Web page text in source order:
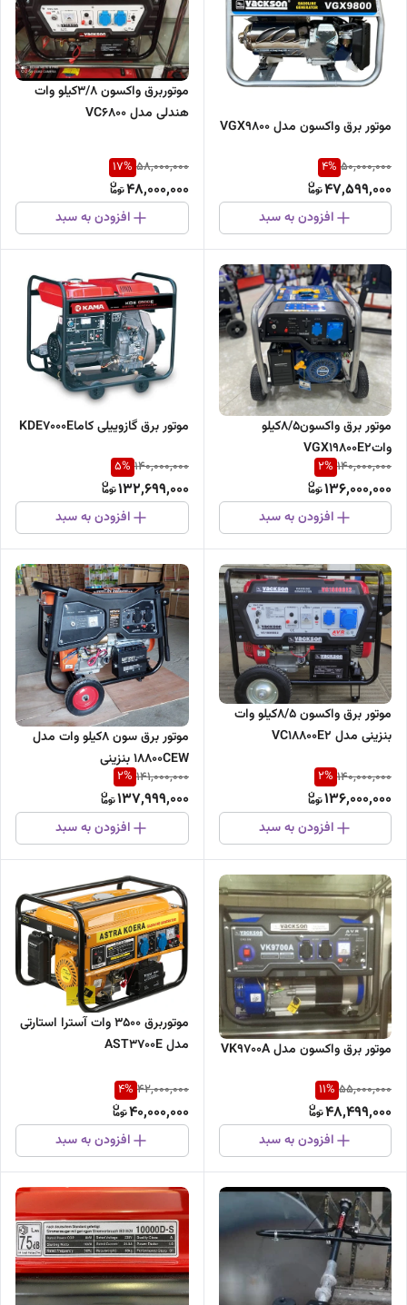
موتور برق واکسون مدل VGX9800
50,000,000
4%
47,599,000
افزودن به سبد
موتوربرق واکسون 3/8کیلو وات
هندلی مدل VC6800
58,000,000
17%
48,000,000
افزودن به سبد
موتور برق واکسون8/5کیلو
واتVGX19800E2
140,000,000
2%
136,000,000
افزودن به سبد
موتور برق گازوییلی کاماKDE7000E
140,000,000
5%
132,699,000
افزودن به سبد
موتور برق واکسون 8/5کیلو وات
بنزینی مدل VC18800E2
140,000,000
2%
136,000,000
افزودن به سبد
موتور برق سون 8کیلو وات مدل
18800CEW بنزینی
141,000,000
2%
137,999,000
افزودن به سبد
موتور برق واکسون مدل VK9700A
55,000,000
11%
48,499,000
افزودن به سبد
موتوربرق ۳۵۰۰ وات آسترا استارتی
مدل AST3700E
42,000,000
4%
40,000,000
افزودن به سبد